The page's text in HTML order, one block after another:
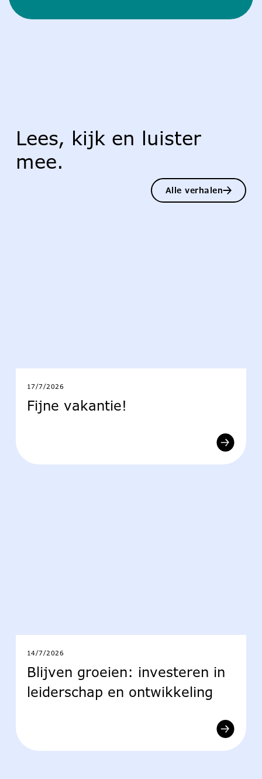
Lees, kijk en luister
mee.
Alle verhalen
17/7/2026
Fijne vakantie!
14/7/2026
Blijven groeien: investeren in
leiderschap en ontwikkeling